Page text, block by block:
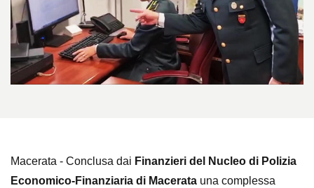
Macerata - Conclusa dai Finanzieri del Nucleo di Polizia
Economico-Finanziaria di Macerata una complessa